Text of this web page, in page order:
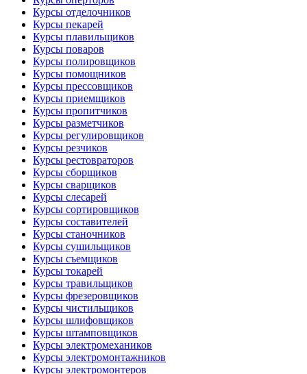
Курсы отделочников
Курсы пекарей
Курсы плавильщиков
Курсы поваров
Курсы полировщиков
Курсы помощников
Курсы прессовщиков
Курсы приемщиков
Курсы пропитчиков
Курсы разметчиков
Курсы регулировщиков
Курсы резчиков
Курсы рестовраторов
Курсы сборщиков
Курсы сварщиков
Курсы слесарей
Курсы сортировщиков
Курсы составителей
Курсы станочников
Курсы сушильщиков
Курсы съемщиков
Курсы токарей
Курсы травильщиков
Курсы фрезеровщиков
Курсы чистильщиков
Курсы шлифовщиков
Курсы штамповщиков
Курсы электромехаников
Курсы электромонтажников
Курсы электромонтеров